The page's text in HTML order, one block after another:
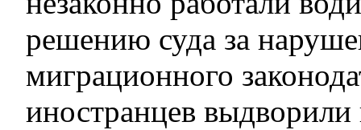
решению суда за
миграционного
иностранцев